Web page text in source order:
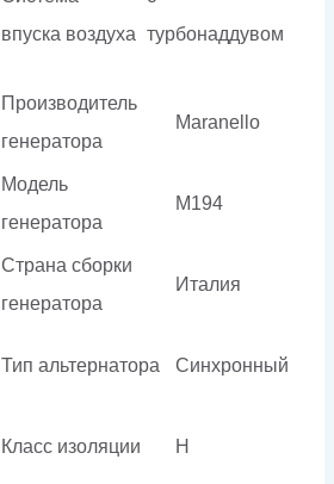
впуска воздуха турбонаддувом
Производитель
генератора
Maranello
Модель
генератора
M194
Страна сборки
генератора
Италия
Тип альтернатора Синхронный
Класс изоляции H